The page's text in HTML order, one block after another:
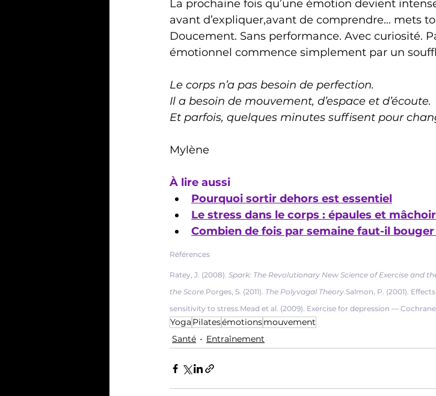
La prochaine fois qu’une émotion devient
avant d’expliquer,avant de comprendre… mets
Doucement. Sans performance. Avec curiosité.
émotionnel commence simplement par un
Le corps n’a pas besoin de perfection.
Il a besoin de mouvement, d’espace et d’écoute.
Et parfois, quelques minutes suffisent pour
Mylène
À lire aussi
Pourquoi sortir dehors est essentiel
Le stress dans le corps : épaules et
Combien de fois par semaine faut-il bouger
Références
Ratey, J. (2008). Spark: The Revolutionary New Science of Exercise and
the Score.Porges, S. (2011). The Polyvagal Theory.Salmon, P. (2001).
sensitivity to stress.Mead et al. (2009). Exercise for depression —
Yoga Pilatesémotionsmouvement
Santé
Entraînement